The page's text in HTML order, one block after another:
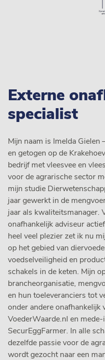
Externe
specialist
Mijn naam is Imelda Gielen
en getogen op de
bedrijf met vleesvee en
voor de agrarische sector
mijn studie
jaar gewerkt in de
jaar als kwaliteitsmanager.
onafhankelijk adviseur
heel veel plezier zet ik nu
op het gebied van
voedselveiligheid en
schakels in de keten. Mijn
brancheorganisatie,
en hun toeleveranciers tot
onder andere onafhankelijk
VoederWaarde.nl en
SecurEggFarmer. In alle
dezelfde passie voor de
wordt gezocht naar een